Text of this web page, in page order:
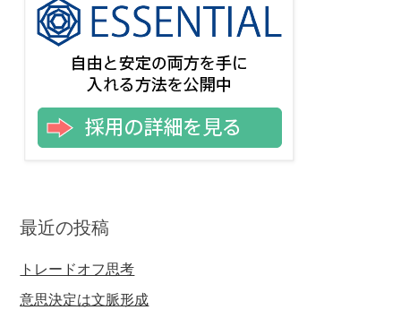
最近の投稿
トレードオフ思考
意思決定は文脈形成